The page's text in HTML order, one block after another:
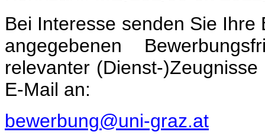
Bei Interesse senden Sie
angegebenen
relevanter (Dienst-
E-Mail an:
bewerbung@uni-graz.at